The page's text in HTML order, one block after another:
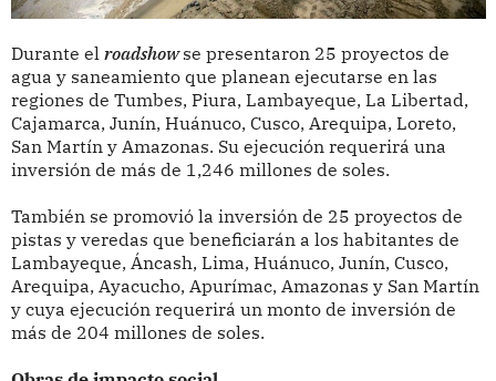
Durante el roadshowse presentaron 25 proyectos de
agua y saneamiento que planean ejecutarse en las
regiones de Tumbes, Piura, Lambayeque, La Libertad,
Cajamarca, Junín, Huánuco, Cusco, Arequipa, Loreto,
San Martín y Amazonas. Su ejecución requerirá una
inversión de más de 1,246 millones de soles.
También se promovió la inversión de 25 proyectos de
pistas y veredas que beneficiarán a los habitantes de
Lambayeque, Áncash, Lima, Huánuco, Junín, Cusco,
Arequipa, Ayacucho, Apurímac, Amazonas y San Martín
y cuya ejecución requerirá un monto de inversión de
más de 204 millones de soles.